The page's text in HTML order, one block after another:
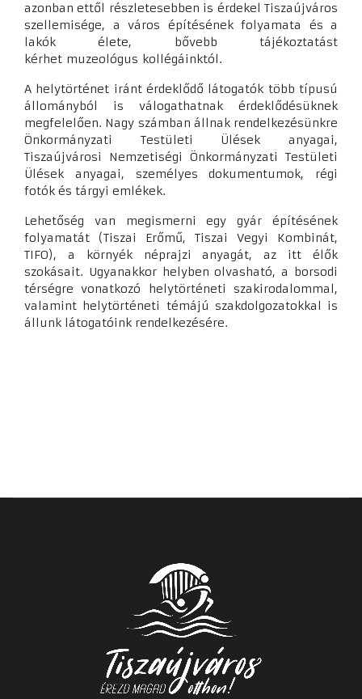
azonban ettől részletesebben is érdekel Tiszaújváros
szellemisége, a város építésének folyamata és a
lakók élete, bővebb tájékoztatást
kérhet muzeológus kollégáinktól.
A helytörténet iránt érdeklődő látogatók több típusú
állományból is válogathatnak érdeklődésüknek
megfelelően. Nagy számban állnak rendelkezésünkre
Önkormányzati Testületi Ülések anyagai,
Tiszaújvárosi Nemzetiségi Önkormányzati Testületi
Ülések anyagai, személyes dokumentumok, régi
fotók és tárgyi emlékek.
Lehetőség van megismerni egy gyár építésének
folyamatát (Tiszai Erőmű, Tiszai Vegyi Kombinát,
TIFO), a környék néprajzi anyagát, az itt élők
szokásait. Ugyanakkor helyben olvasható, a borsodi
térségre vonatkozó helytörténeti szakirodalommal,
valamint helytörténeti témájú szakdolgozatokkal is
állunk látogatóink rendelkezésére.